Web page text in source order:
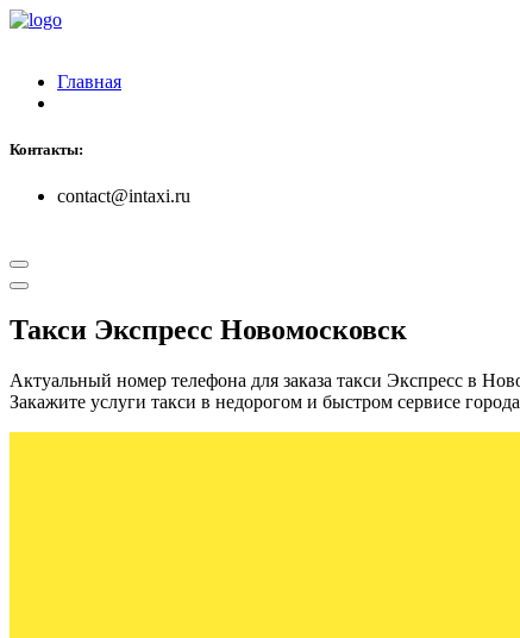
Главная
Контакты:
contact@intaxi.ru
Такси Экспресс Новомосковск
Актуальный номер телефона для заказа такси Экспресс в
Закажите услуги такси в недорогом и быстром сервисе